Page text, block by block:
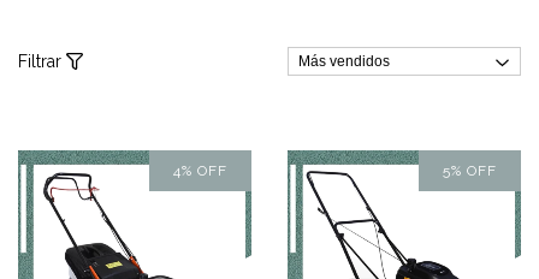
Filtrar
4% OFF 5% OFF